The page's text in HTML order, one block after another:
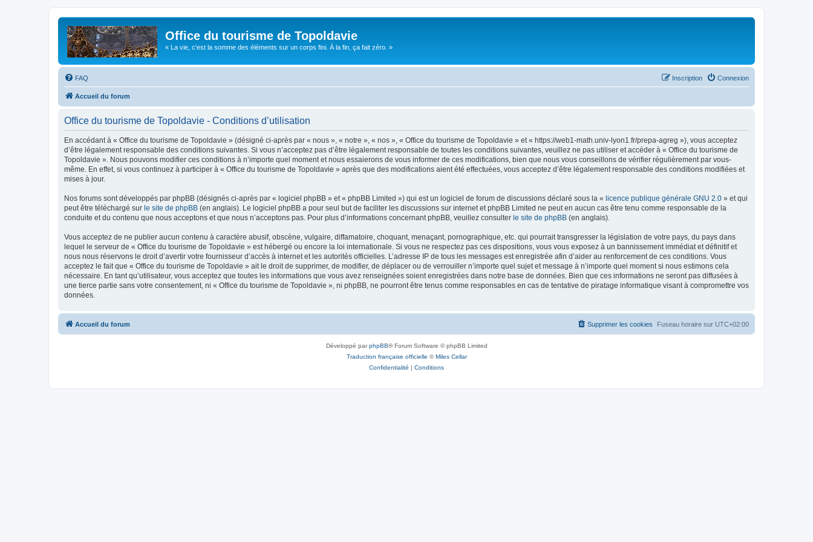
Office du tourisme de Topoldavie
« La vie, c'est la somme des éléments sur un corps fini. À la fin, ça fait zéro. »
FAQ Connexion
Inscription
Accueil du forum
Office du tourisme de Topoldavie - Conditions d’utilisation
En accédant à « Office du tourisme de Topoldavie » (désigné ci-après par « nous », « notre », « nos », « Office du tourisme de Topoldavie » et « https://web1-math.univ-lyon1.fr/prepa-agreg »), vous acceptez
d’être légalement responsable des conditions suivantes. Si vous n’acceptez pas d’être légalement responsable de toutes les conditions suivantes, veuillez ne pas utiliser et accéder à « Office du tourisme de
Topoldavie ». Nous pouvons modifier ces conditions à n’importe quel moment et nous essaierons de vous informer de ces modifications, bien que nous vous conseillons de vérifier régulièrement par vous-
même. En effet, si vous continuez à participer à « Office du tourisme de Topoldavie » après que des modifications aient été effectuées, vous acceptez d’être légalement responsable des conditions modifiées et
mises à jour.
Nos forums sont développés par phpBB (désignés ci-après par « logiciel phpBB » et « phpBB Limited ») qui est un logiciel de forum de discussions déclaré sous la « licence publique générale GNU 2.0 » et qui
peut être téléchargé sur le site de phpBB (en anglais). Le logiciel phpBB a pour seul but de faciliter les discussions sur internet et phpBB Limited ne peut en aucun cas être tenu comme responsable de la
conduite et du contenu que nous acceptons et que nous n’acceptons pas. Pour plus d’informations concernant phpBB, veuillez consulter le site de phpBB (en anglais).
Vous acceptez de ne publier aucun contenu à caractère abusif, obscène, vulgaire, diffamatoire, choquant, menaçant, pornographique, etc. qui pourrait transgresser la législation de votre pays, du pays dans
lequel le serveur de « Office du tourisme de Topoldavie » est hébergé ou encore la loi internationale. Si vous ne respectez pas ces dispositions, vous vous exposez à un bannissement immédiat et définitif et
nous nous réservons le droit d’avertir votre fournisseur d’accès à internet et les autorités officielles. L’adresse IP de tous les messages est enregistrée afin d’aider au renforcement de ces conditions. Vous
acceptez le fait que « Office du tourisme de Topoldavie » ait le droit de supprimer, de modifier, de déplacer ou de verrouiller n’importe quel sujet et message à n’importe quel moment si nous estimons cela
nécessaire. En tant qu’utilisateur, vous acceptez que toutes les informations que vous avez renseignées soient enregistrées dans notre base de données. Bien que ces informations ne seront pas diffusées à
une tierce partie sans votre consentement, ni « Office du tourisme de Topoldavie », ni phpBB, ne pourront être tenus comme responsables en cas de tentative de piratage informatique visant à compromettre vos
données.
Accueil du forum Fuseau horaire sur UTC+02:00
Supprimer les cookies
Développé parphpBB® Forum Software © phpBB Limited
Traduction française officielle ©Miles Cellar
Confidentialité | Conditions